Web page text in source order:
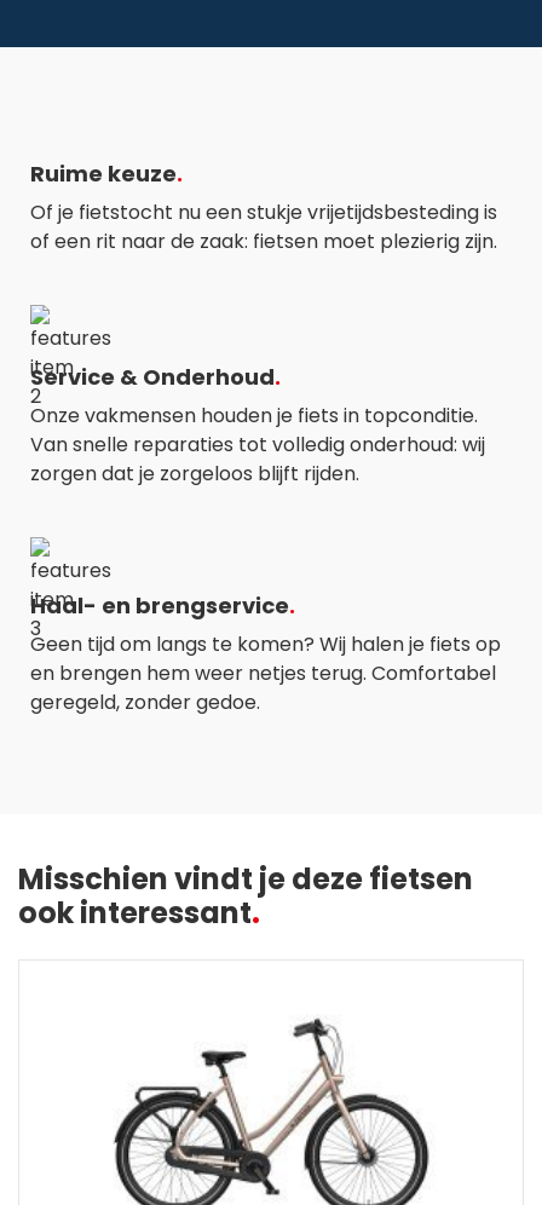
Ruime keuze
Of je fietstocht nu een stukje vrijetijdsbesteding is
of een rit naar de zaak: fietsen moet plezierig zijn.
Service & Onderhoud
Onze vakmensen houden je fiets in topconditie.
Van snelle reparaties tot volledig onderhoud: wij
zorgen dat je zorgeloos blijft rijden.
Haal- en brengservice
Geen tijd om langs te komen? Wij halen je fiets op
en brengen hem weer netjes terug. Comfortabel
geregeld, zonder gedoe.
Misschien vindt je deze fietsen
ook interessant